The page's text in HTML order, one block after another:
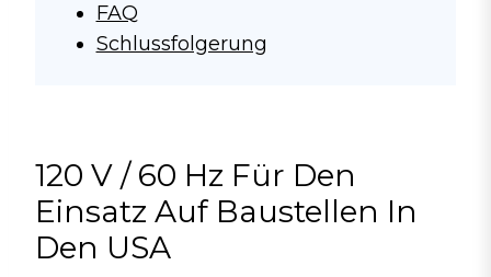
FAQ
Schlussfolgerung
120 V / 60 Hz Für Den
Einsatz Auf Baustellen In
Den USA